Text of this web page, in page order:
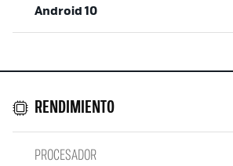
Android 10
RENDIMIENTO
PROCESADOR